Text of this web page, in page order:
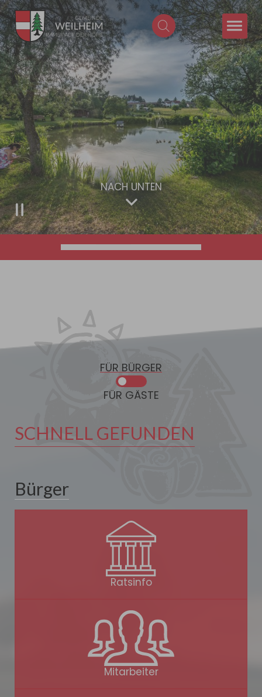
Zum Hauptinhalt springen
NACH UNTEN
FÜR BÜRGER
FÜR GÄSTE
SCHNELL GEFUNDEN
Bürger
Ratsinfo
Mitarbeiter